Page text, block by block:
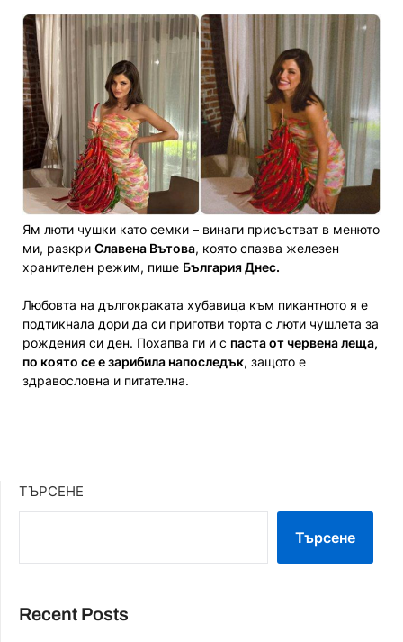
Ям люти чушки като семки – винаги присъстват в менюто
ми, разкри Славена Вътова, която спазва железен
хранителен режим, пише България Днес.
Любовта на дългокраката хубавица към пикантното я е
подтикнала дори да си приготви торта с люти чушлета за
рождения си ден. Похапва ги и с паста от червена леща,
по която се е зарибила напоследък, защото е
здравословна и питателна.
ТЪРСЕНЕ
Търсене
Recent Posts